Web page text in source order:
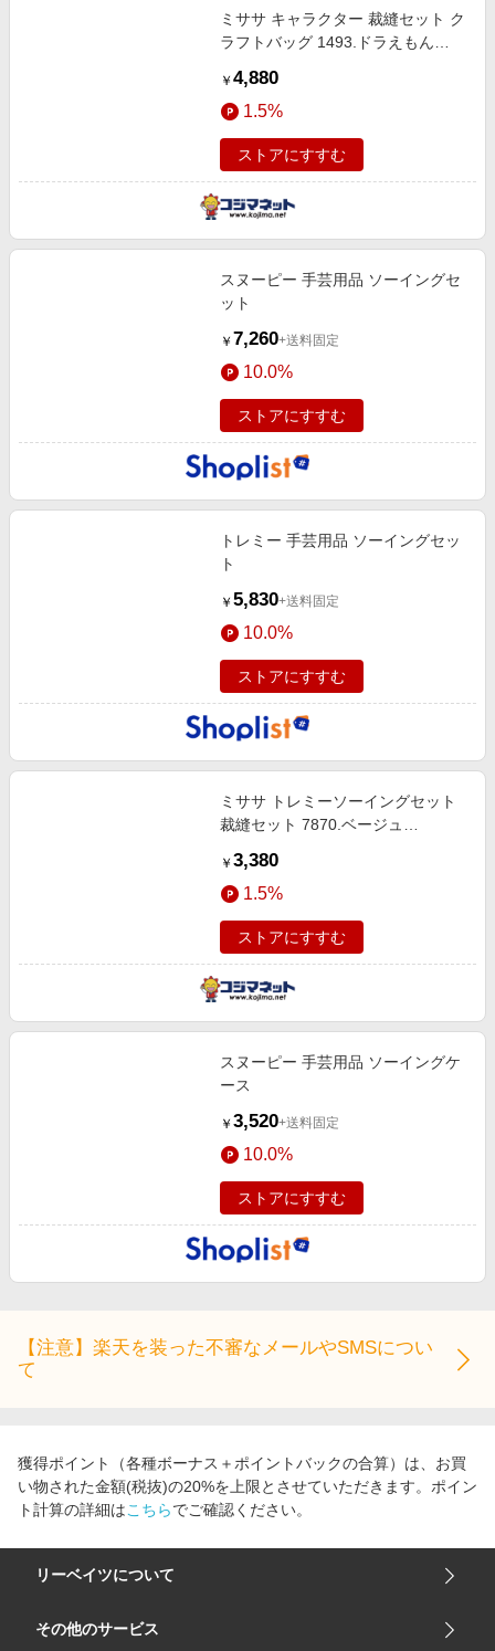
ミササ キャラクター 裁縫セット ク
ラフトバッグ 1493.ドラえもん
￥ 4,880
1.5%
ストアにすすむ
スヌーピー 手芸用品 ソーイングセ
ット
￥ 7,260+送料固定
10.0%
ストアにすすむ
トレミー 手芸用品 ソーイングセッ
ト
￥ 5,830+送料固定
10.0%
ストアにすすむ
ミササ トレミーソーイングセット
裁縫セット 7870.ベージュ
￥ 3,380
1.5%
ストアにすすむ
スヌーピー 手芸用品 ソーイングケ
ース
￥ 3,520+送料固定
10.0%
ストアにすすむ
【注意】楽天を装った不審なメールやSMSについ
て
獲得ポイント（各種ボーナス＋ポイントバックの合算）は、お買
い物された金額(税抜)の20%を上限とさせていただきます。ポイン
ト計算の詳細はこちらでご確認ください。
リーベイツについて
会社概要
その他のサービス